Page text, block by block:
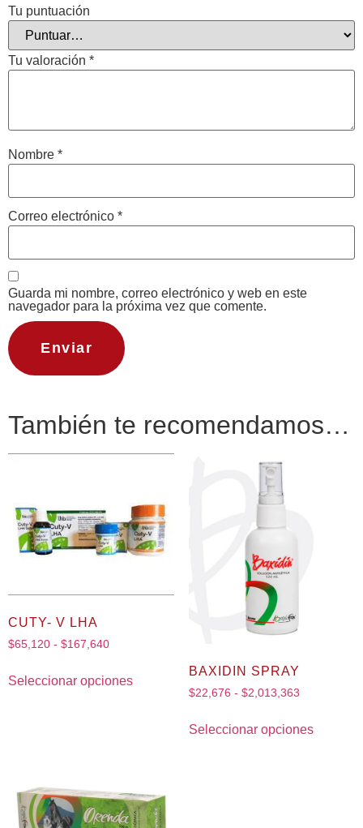
Tu puntuación
Tu valoración *
Nombre *
Correo electrónico *
Guarda mi nombre, correo electrónico y web en este
navegador para la próxima vez que comente.
También te recomendamos…
CUTY- V LHA
$65,120 - $167,640
Seleccionar opciones
BAXIDIN SPRAY
$22,676 - $2,013,363
Seleccionar opciones